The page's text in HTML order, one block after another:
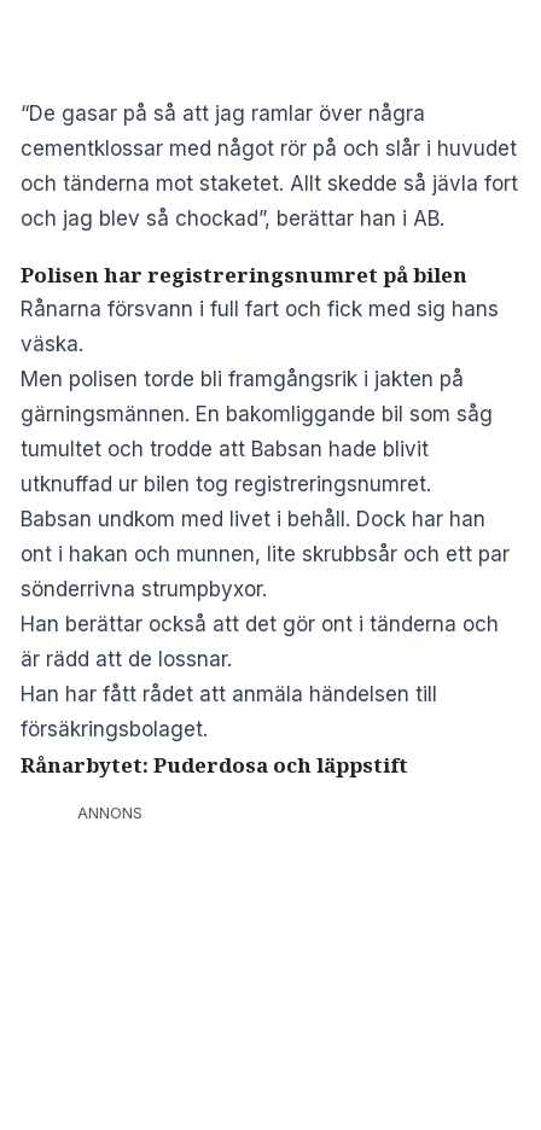
“De gasar på så att jag ramlar över några
cementklossar med något rör på och slår i huvudet
och tänderna mot staketet. Allt skedde så jävla fort
och jag blev så chockad”, berättar han i AB.
Polisen har registreringsnumret på bilen
Rånarna försvann i full fart och fick med sig hans
väska.
Men polisen torde bli framgångsrik i jakten på
gärningsmännen. En bakomliggande bil som såg
tumultet och trodde att Babsan hade blivit
utknuffad ur bilen tog registreringsnumret.
Babsan undkom med livet i behåll. Dock har han
ont i hakan och munnen, lite skrubbsår och ett par
sönderrivna strumpbyxor.
Han berättar också att det gör ont i tänderna och
är rädd att de lossnar.
Han har fått rådet att anmäla händelsen till
försäkringsbolaget.
Rånarbytet: Puderdosa och läppstift
ANNONS